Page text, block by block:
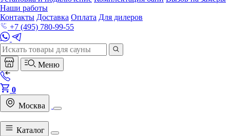
Наши работы
Контакты Доставка Оплата Для дилеров
+7 (495) 780-99-55
Меню
0
Москва
Каталог